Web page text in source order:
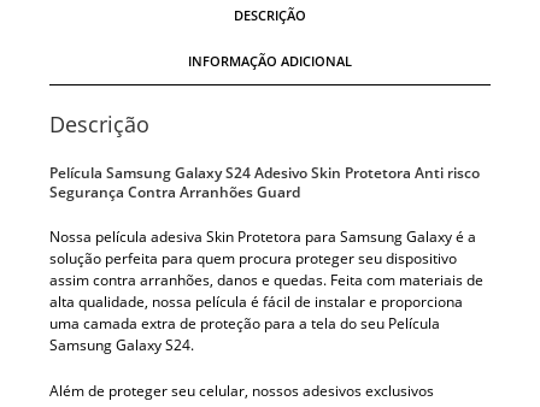
DESCRIÇÃO
INFORMAÇÃO ADICIONAL
Descrição
Película Samsung Galaxy S24 Adesivo Skin Protetora Anti risco
Segurança Contra Arranhões Guard
Nossa película adesiva Skin Protetora para Samsung Galaxy é a
solução perfeita para quem procura proteger seu dispositivo
assim contra arranhões, danos e quedas. Feita com materiais de
alta qualidade, nossa película é fácil de instalar e proporciona
uma camada extra de proteção para a tela do seu Película
Samsung Galaxy S24.
Além de proteger seu celular, nossos adesivos exclusivos